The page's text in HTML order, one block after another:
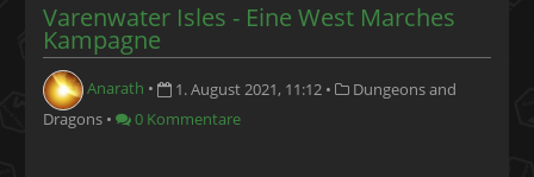
Varenwater Isles - Eine West Marches
Kampagne
Anarath • 1. August 2021, 11:12 •
Dungeons and
Dragons • 0 Kommentare